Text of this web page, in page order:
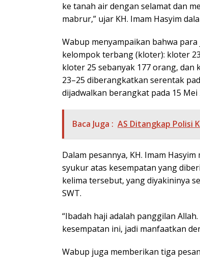
ke tanah air dengan selamat dan
mabrur,” ujar KH. Imam Hasyim
Wabup menyampaikan bahwa
kelompok terbang (kloter): kloter
kloter 25 sebanyak 177 orang,
23–25 diberangkatkan serentak
dijadwalkan berangkat pada 15 Mei
Baca Juga : AS Ditangkap Polisi
Dalam pesannya, KH. Imam
syukur atas kesempatan yang
kelima tersebut, yang diyakininya
SWT.
“Ibadah haji adalah panggilan
kesempatan ini, jadi manfaatkan
Wabup juga memberikan tiga